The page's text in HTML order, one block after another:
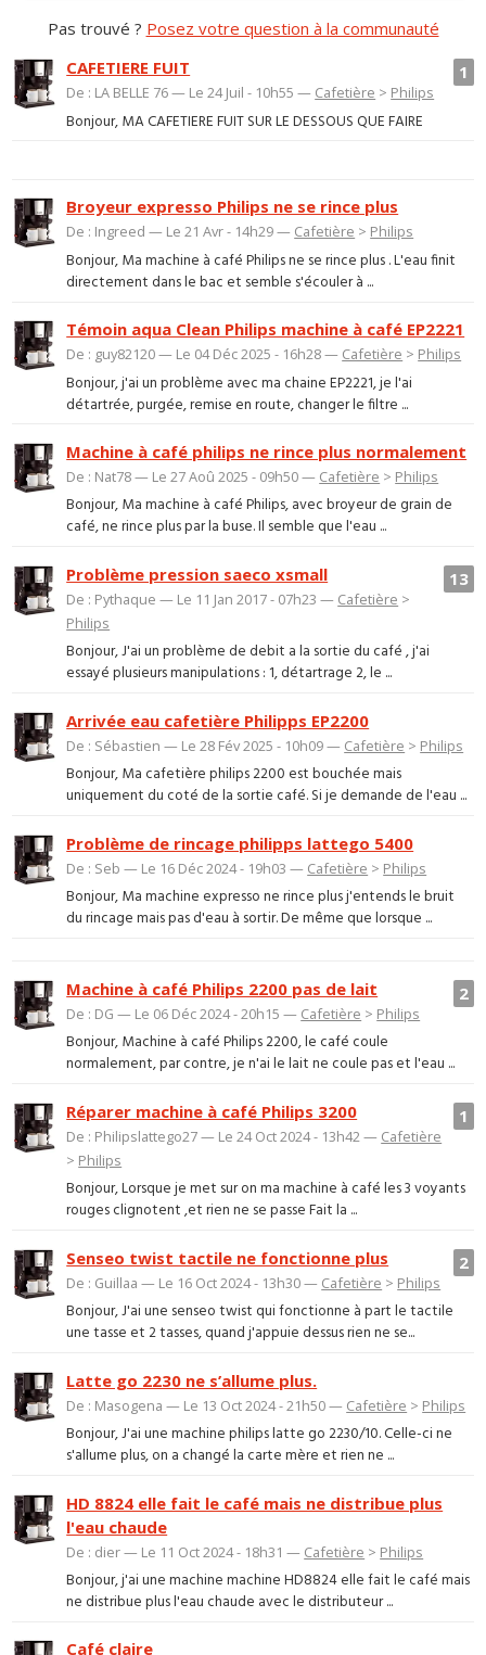
Pas trouvé ? Posez votre question à la communauté
1
CAFETIERE FUIT
De : LA BELLE 76 — Le 24 Juil - 10h55 — Cafetière > Philips
Bonjour, MA CAFETIERE FUIT SUR LE DESSOUS QUE FAIRE
Broyeur expresso Philips ne se rince plus
De : Ingreed — Le 21 Avr - 14h29 — Cafetière > Philips
Bonjour, Ma machine à café Philips ne se rince plus . L'eau finit
directement dans le bac et semble s'écouler à ...
Témoin aqua Clean Philips machine à café EP2221
De : guy82120 — Le 04 Déc 2025 - 16h28 — Cafetière > Philips
Bonjour, j'ai un problème avec ma chaine EP2221, je l'ai
détartrée, purgée, remise en route, changer le filtre ...
Machine à café philips ne rince plus normalement
De : Nat78 — Le 27 Aoû 2025 - 09h50 — Cafetière > Philips
Bonjour, Ma machine à café Philips, avec broyeur de grain de
café, ne rince plus par la buse. Il semble que l'eau ...
13
Problème pression saeco xsmall
De : Pythaque — Le 11 Jan 2017 - 07h23 — Cafetière >
Philips
Bonjour, J'ai un problème de debit a la sortie du café , j'ai
essayé plusieurs manipulations : 1, détartrage 2, le ...
Arrivée eau cafetière Philipps EP2200
De : Sébastien — Le 28 Fév 2025 - 10h09 — Cafetière > Philips
Bonjour, Ma cafetière philips 2200 est bouchée mais
uniquement du coté de la sortie café. Si je demande de l'eau ...
Problème de rincage philipps lattego 5400
De : Seb — Le 16 Déc 2024 - 19h03 — Cafetière > Philips
Bonjour, Ma machine expresso ne rince plus j'entends le bruit
du rincage mais pas d'eau à sortir. De même que lorsque ...
2
Machine à café Philips 2200 pas de lait
De : DG — Le 06 Déc 2024 - 20h15 — Cafetière > Philips
Bonjour, Machine à café Philips 2200, le café coule
normalement, par contre, je n'ai le lait ne coule pas et l'eau ...
1
Réparer machine à café Philips 3200
De : Philipslattego27 — Le 24 Oct 2024 - 13h42 — Cafetière
> Philips
Bonjour, Lorsque je met sur on ma machine à café les 3 voyants
rouges clignotent ,et rien ne se passe Fait la ...
2
Senseo twist tactile ne fonctionne plus
De : Guillaa — Le 16 Oct 2024 - 13h30 — Cafetière > Philips
Bonjour, J'ai une senseo twist qui fonctionne à part le tactile
une tasse et 2 tasses, quand j'appuie dessus rien ne se...
Latte go 2230 ne s’allume plus.
De : Masogena — Le 13 Oct 2024 - 21h50 — Cafetière > Philips
Bonjour, J'ai une machine philips latte go 2230/10. Celle-ci ne
s'allume plus, on a changé la carte mère et rien ne ...
HD 8824 elle fait le café mais ne distribue plus
l'eau chaude
De : dier — Le 11 Oct 2024 - 18h31 — Cafetière > Philips
Bonjour, j'ai une machine machine HD8824 elle fait le café mais
ne distribue plus l'eau chaude avec le distributeur ...
Café claire